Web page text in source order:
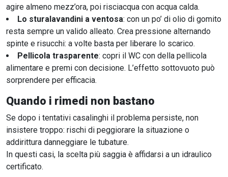
agire almeno mezz’ora, poi risciacqua con acqua calda.
Lo sturalavandini a ventosa: con un po’ di olio di gomito
resta sempre un valido alleato. Crea pressione alternando
spinte e risucchi: a volte basta per liberare lo scarico.
Pellicola trasparente: copri il WC con della pellicola
alimentare e premi con decisione. L’effetto sottovuoto può
sorprendere per efficacia.
Quando i rimedi non bastano
Se dopo i tentativi casalinghi il problema persiste, non
insistere troppo: rischi di peggiorare la situazione o
addirittura danneggiare le tubature.
In questi casi, la scelta più saggia è affidarsi a un idraulico
certificato.